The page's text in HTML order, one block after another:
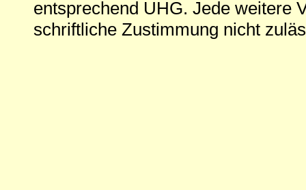
entsprechend UHG. Jede weitere
schriftliche Zustimmung nicht